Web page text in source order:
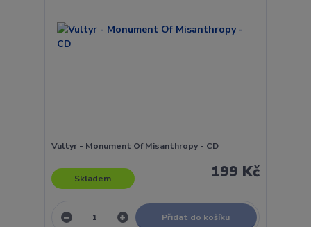
Vultyr - Monument Of Misanthropy - CD
199 Kč
Skladem
Přidat do košíku